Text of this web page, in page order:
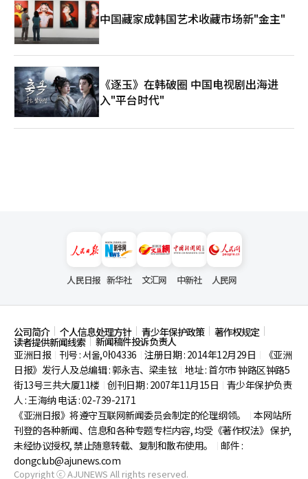
中国藏家成韩国艺术收藏市场新"金主"
《逐玉》在韩破圈 中国电视剧出海进
入"平台时代"
人民日报 新华社 文汇网 中新社 人民网
公司简介 个人信息处理方针 青少年保护政策 著作权规定
读者提供新闻线索
新闻稿件投诉负责人
亚洲日报
刊号 : 서울,아04336 注册日期 : 2014年12月29日
《亚洲
日报》发行人及总编辑 : 郭永吉、梁圭铉 地址 : 首尔市钟路区钟路5
街13号三共大厦11楼 创刊日期 : 2007年11月15日
青少年保护负责
人 : 王海纳 电话 : 02-739-2171
《亚洲日报》将遵守互联网新闻委员会制定的伦理纲领。
本网站所
刊登的各种新闻、信息和各种专题专栏内容, 均受《著作权法》 保护,
未经协议授权, 禁止随意转载、复制和散布使用。
邮件 :
dongclub@ajunews.com
Copyright ⓒ AJUNEWS All rights reserved.